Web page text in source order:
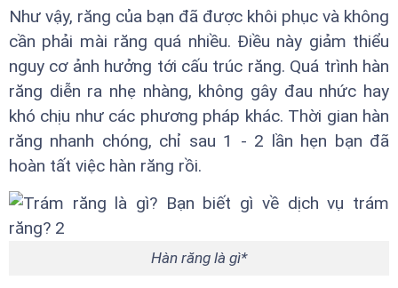
Như vậy, răng của bạn đã được khôi phục và không
cần phải mài răng quá nhiều. Điều này giảm thiểu
nguy cơ ảnh hưởng tới cấu trúc răng. Quá trình hàn
răng diễn ra nhẹ nhàng, không gây đau nhức hay
khó chịu như các phương pháp khác. Thời gian hàn
răng nhanh chóng, chỉ sau 1 - 2 lần hẹn bạn đã
hoàn tất việc hàn răng rồi.
Hàn răng là gì*